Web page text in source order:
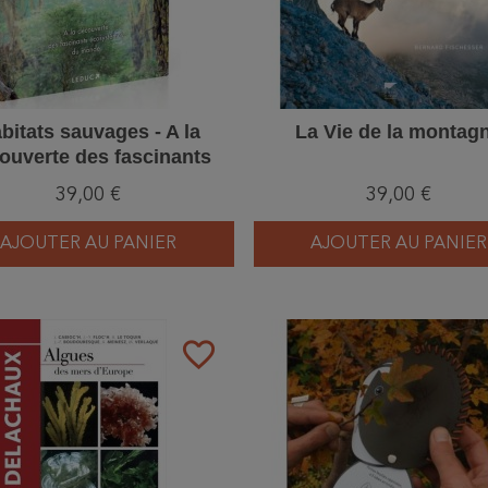
sauvages - A la
des fascinants
du monde
39,00 €
AJOUTER AU PANIER
La Vie de la
39,00 €
AJOUTER AU PANIER
favorite_border